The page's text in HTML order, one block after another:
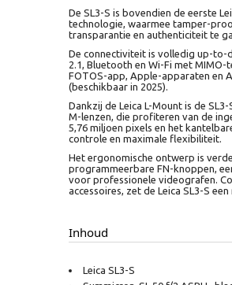
De SL3-S is bovendien de eerste
technologie, waarmee tamper-
transparantie en authenticiteit te
De connectiviteit is volledig up-to-
2.1, Bluetooth en Wi-Fi met
FOTOS-app, Apple-apparaten en
(beschikbaar in 2025).
Dankzij de Leica L-Mount is de
M-lenzen, die profiteren van de
5,76 miljoen pixels en het
controle en maximale flexibiliteit.
Het ergonomische ontwerp is
programmeerbare FN-knoppen,
voor professionele videografen.
accessoires, zet de Leica SL3-S
Inhoud
Leica SL3-S